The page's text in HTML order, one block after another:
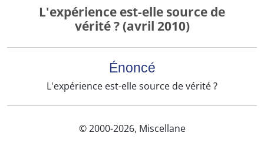
L'expérience est-elle source de
vérité ? (avril 2010)
Énoncé
L'expérience est-elle source de vérité ?
© 2000-2026, Miscellane